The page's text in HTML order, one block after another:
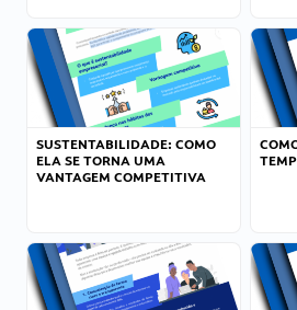
SUSTENTABILIDADE: COMO
ELA SE TORNA UMA
VANTAGEM COMPETITIVA